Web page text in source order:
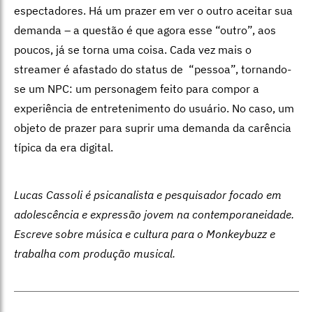
espectadores. Há um prazer em ver o outro aceitar sua
demanda – a questão é que agora esse “outro”, aos
poucos, já se torna uma coisa. Cada vez mais o
streamer é afastado do status de “pessoa”, tornando-
se um NPC: um personagem feito para compor a
experiência de entretenimento do usuário. No caso, um
objeto de prazer para suprir uma demanda da carência
típica da era digital.
Lucas Cassoli é psicanalista e pesquisador focado em
adolescência e expressão jovem na contemporaneidade.
Escreve sobre música e cultura para o Monkeybuzz e
trabalha com produção musical.